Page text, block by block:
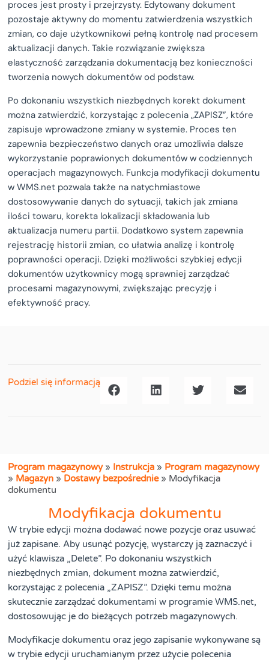
proces jest prosty i przejrzysty. Edytowany dokument
pozostaje aktywny do momentu zatwierdzenia wszystkich
zmian, co daje użytkownikowi pełną kontrolę nad procesem
aktualizacji danych. Takie rozwiązanie zwiększa
elastyczność zarządzania dokumentacją bez konieczności
tworzenia nowych dokumentów od podstaw.
Po dokonaniu wszystkich niezbędnych korekt dokument
można zatwierdzić, korzystając z polecenia „ZAPISZ”, które
zapisuje wprowadzone zmiany w systemie. Proces ten
zapewnia bezpieczeństwo danych oraz umożliwia dalsze
wykorzystanie poprawionych dokumentów w codziennych
operacjach magazynowych. Funkcja modyfikacji dokumentu
w WMS.net pozwala także na natychmiastowe
dostosowywanie danych do sytuacji, takich jak zmiana
ilości towaru, korekta lokalizacji składowania lub
aktualizacja numeru partii. Dodatkowo system zapewnia
rejestrację historii zmian, co ułatwia analizę i kontrolę
poprawności operacji. Dzięki możliwości szybkiej edycji
dokumentów użytkownicy mogą sprawniej zarządzać
procesami magazynowymi, zwiększając precyzję i
efektywność pracy.
Podziel się informacją
Program magazynowy» Instrukcja » Program magazynowy
» Magazyn » Dostawy bezpośrednie» Modyfikacja
dokumentu
Modyfikacja dokumentu
W trybie edycji można dodawać nowe pozycje oraz usuwać
już zapisane. Aby usunąć pozycję, wystarczy ją zaznaczyć i
użyć klawisza „Delete”. Po dokonaniu wszystkich
niezbędnych zmian, dokument można zatwierdzić,
korzystając z polecenia „ZAPISZ”. Dzięki temu można
skutecznie zarządzać dokumentami w programie WMS.net,
dostosowując je do bieżących potrzeb magazynowych.
Modyfikacje dokumentu oraz jego zapisanie wykonywane są
w trybie edycji uruchamianym przez użycie polecenia